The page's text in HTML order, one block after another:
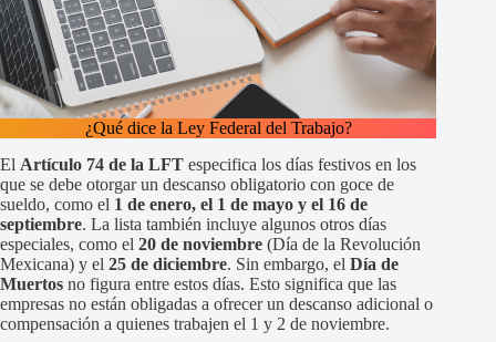
¿Qué dice la Ley Federal del Trabajo?
El Artículo 74 de la LFT especifica los días festivos en los
que se debe otorgar un descanso obligatorio con goce de
sueldo, como el 1 de enero, el 1 de mayo y el 16 de
septiembre. La lista también incluye algunos otros días
especiales, como el 20 de noviembre (Día de la Revolución
Mexicana) y el 25 de diciembre. Sin embargo, el Día de
Muertos no figura entre estos días. Esto significa que las
empresas no están obligadas a ofrecer un descanso adicional o
compensación a quienes trabajen el 1 y 2 de noviembre.